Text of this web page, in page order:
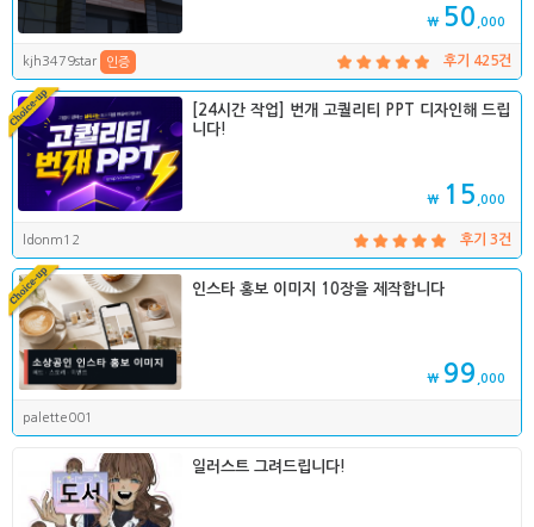
₩ 50 ,000
kjh3479star 인증 후기 425건
[24시간 작업] 번개 고퀄리티 PPT 디자인해 드립
니다!
₩ 15 ,000
ldonm12 후기 3건
인스타 홍보 이미지 10장을 제작합니다
₩ 99 ,000
palette001
일러스트 그려드립니다!